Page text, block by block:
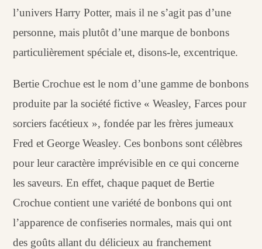
l’univers Harry Potter, mais il ne s’agit pas d’une
personne, mais plutôt d’une marque de bonbons
particulièrement spéciale et, disons-le, excentrique.
Bertie Crochue est le nom d’une gamme de bonbons
produite par la société fictive « Weasley, Farces pour
sorciers facétieux », fondée par les frères jumeaux
Fred et George Weasley. Ces bonbons sont célèbres
pour leur caractère imprévisible en ce qui concerne
les saveurs. En effet, chaque paquet de Bertie
Crochue contient une variété de bonbons qui ont
l’apparence de confiseries normales, mais qui ont
des goûts allant du délicieux au franchement